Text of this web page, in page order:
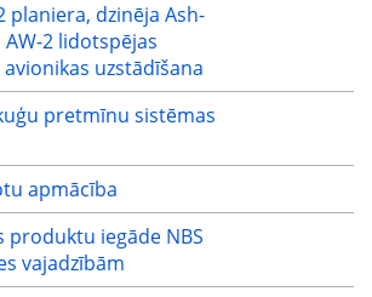
planiera, dzinēja Ash-
2 lidotspējas
uzstādīšana
pretmīnu sistēmas
apmācība
produktu iegāde NBS
vajadzībām